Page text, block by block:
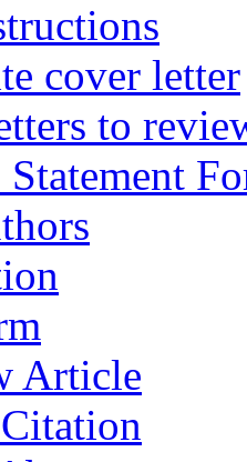
cover letter
to
Article